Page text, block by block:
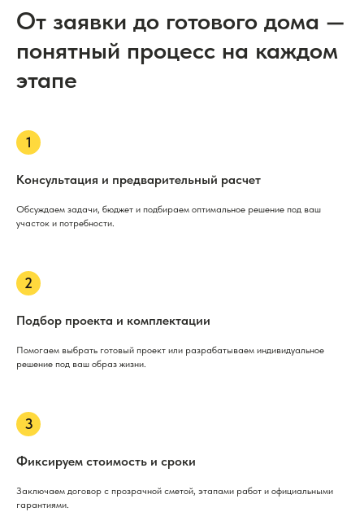
От заявки до готового дома —
понятный процесс на каждом
этапе
Консультация и предварительный расчет
Обсуждаем задачи, бюджет и подбираем оптимальное решение под ваш
участок и потребности.
Подбор проекта и комплектации
Помогаем выбрать готовый проект или разрабатываем индивидуальное
решение под ваш образ жизни.
Фиксируем стоимость и сроки
Заключаем договор с прозрачной сметой, этапами работ и официальными
гарантиями.